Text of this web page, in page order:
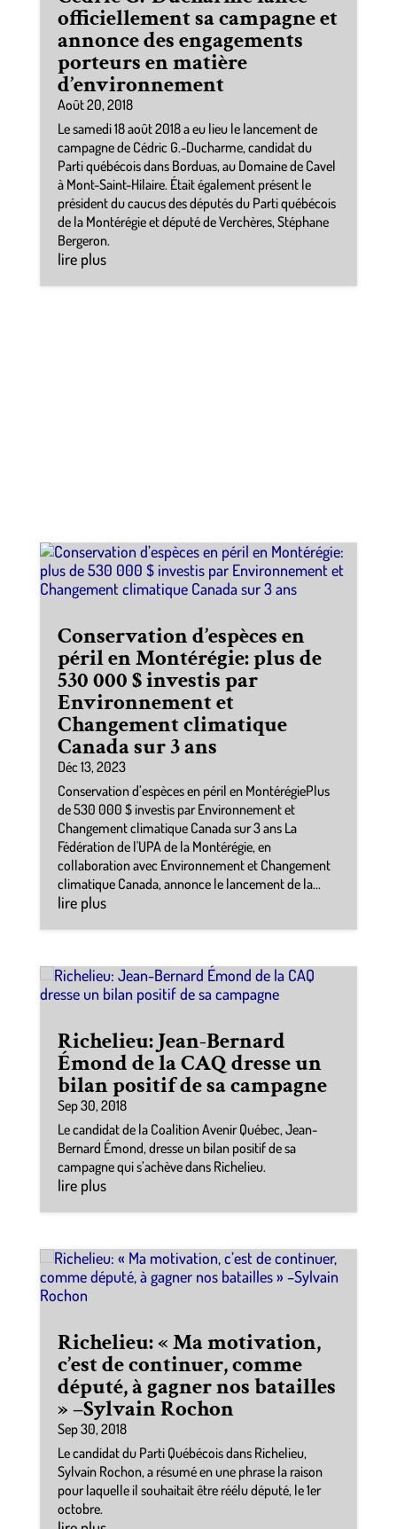
officiellement sa campagne et
annonce des engagements
porteurs en matière
d’environnement
Août 20, 2018
Le samedi 18 août 2018 a eu lieu le lancement de
campagne de Cédric G.-Ducharme, candidat du
Parti québécois dans Borduas, au Domaine de Cavel
à Mont-Saint-Hilaire. Était également présent le
président du caucus des députés du Parti québécois
de la Montérégie et député de Verchères, Stéphane
Bergeron.
lire plus
Conservation d’espèces en
péril en Montérégie: plus de
530 000 $ investis par
Environnement et
Changement climatique
Canada sur 3 ans
Déc 13, 2023
Conservation d’espèces en péril en MontérégiePlus
de 530 000 $ investis par Environnement et
Changement climatique Canada sur 3 ans La
Fédération de l'UPA de la Montérégie, en
collaboration avec Environnement et Changement
climatique Canada, annonce le lancement de la...
lire plus
Richelieu: Jean-Bernard
Émond de la CAQ dresse un
bilan positif de sa campagne
Sep 30, 2018
Le candidat de la Coalition Avenir Québec, Jean-
Bernard Émond, dresse un bilan positif de sa
campagne qui s’achève dans Richelieu.
lire plus
Richelieu: « Ma motivation,
c’est de continuer, comme
député, à gagner nos batailles
» –Sylvain Rochon
Sep 30, 2018
Le candidat du Parti Québécois dans Richelieu,
Sylvain Rochon, a résumé en une phrase la raison
pour laquelle il souhaitait être réélu député, le 1er
octobre.